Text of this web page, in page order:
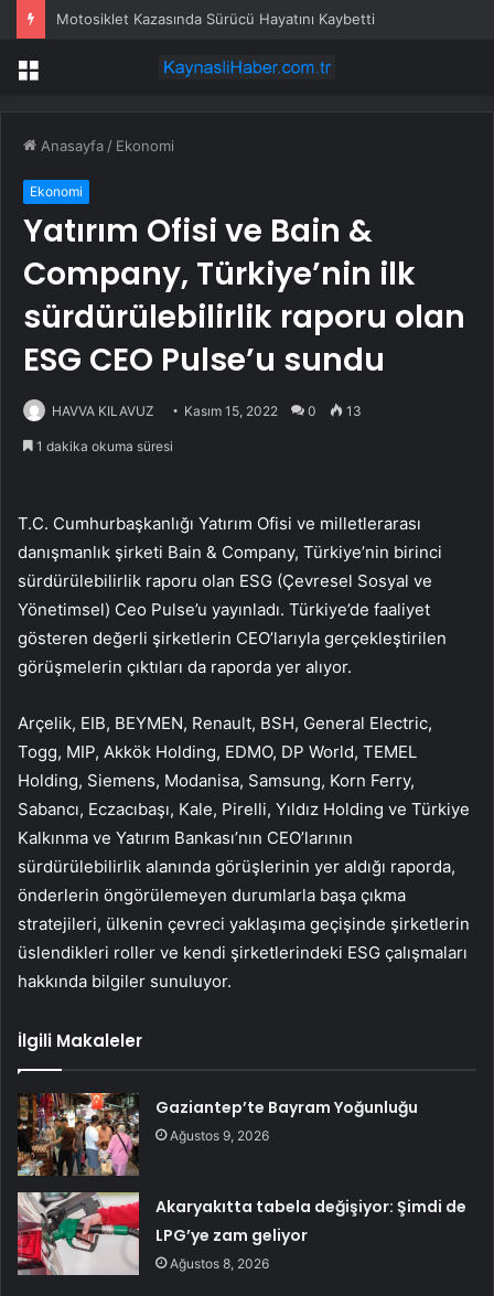
Motosiklet Kazasında Sürücü Hayatını Kaybetti
Menü
Anasayfa / Ekonomi
Ekonomi
Yatırım Ofisi ve Bain &
Company, Türkiye’nin ilk
sürdürülebilirlik raporu olan
ESG CEO Pulse’u sundu
HAVVA KILAVUZ Kasım 15, 2022 0 13
1 dakika okuma süresi
T.C. Cumhurbaşkanlığı Yatırım Ofisi ve milletlerarası
danışmanlık şirketi Bain & Company, Türkiye’nin birinci
sürdürülebilirlik raporu olan ESG (Çevresel Sosyal ve
Yönetimsel) Ceo Pulse’u yayınladı. Türkiye’de faaliyet
gösteren değerli şirketlerin CEO’larıyla gerçekleştirilen
görüşmelerin çıktıları da raporda yer alıyor.
Arçelik, EIB, BEYMEN, Renault, BSH, General Electric,
Togg, MIP, Akkök Holding, EDMO, DP World, TEMEL
Holding, Siemens, Modanisa, Samsung, Korn Ferry,
Sabancı, Eczacıbaşı, Kale, Pirelli, Yıldız Holding ve Türkiye
Kalkınma ve Yatırım Bankası’nın CEO’larının
sürdürülebilirlik alanında görüşlerinin yer aldığı raporda,
önderlerin öngörülemeyen durumlarla başa çıkma
stratejileri, ülkenin çevreci yaklaşıma geçişinde şirketlerin
üslendikleri roller ve kendi şirketlerindeki ESG çalışmaları
hakkında bilgiler sunuluyor.
İlgili Makaleler
Gaziantep’te Bayram Yoğunluğu
Ağustos 9, 2026
Akaryakıtta tabela değişiyor: Şimdi de
LPG’ye zam geliyor
Ağustos 8, 2026